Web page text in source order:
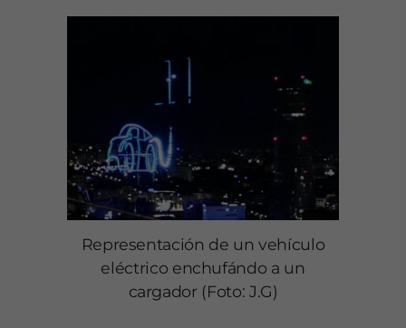
Representación de un vehículo
eléctrico enchufándo a un
cargador (Foto: J.G)